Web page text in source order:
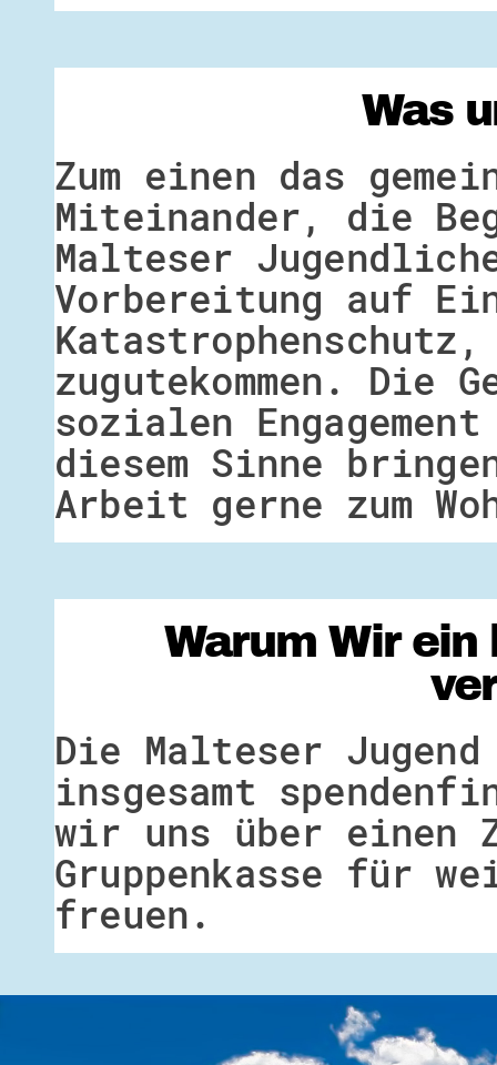
Was
Zum einen das
Miteinander, die
Malteser
Vorbereitung auf
zugutekommen. Die
sozialen
diesem Sinne
Arbeit gerne zum
Warum Wir
Die Malteser
insgesamt
wir uns über einen
Gruppenkasse für
freuen.